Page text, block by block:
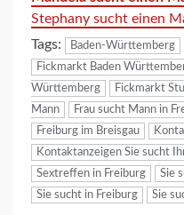
Stephany sucht einen
Tags:
Baden-Württemberg
Fickmarkt Baden
Württemberg
Fickmarkt
Mann
Frau sucht Mann in
Freiburg im Breisgau
Kontaktanzeigen Sie sucht
Sextreffen in Freiburg
Sie
Sie sucht in Freiburg
Sie